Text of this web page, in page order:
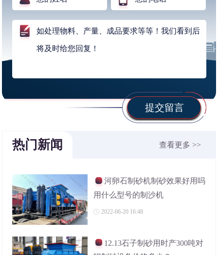
提交留言
热门新闻 查看更多 >>
河卵石制砂机制砂效果好用吗
用什么型号的制沙机
2022-06-20 16:48
12.13石子制砂用时产300吨对